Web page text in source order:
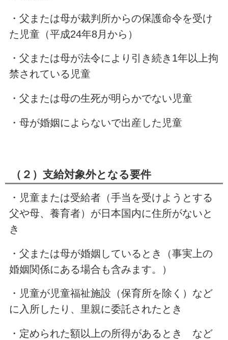
・父または母が裁判所からの保護命令を受け
た児童（平成24年8月から）
・父または母が法令により引き続き1年以上拘
禁されている児童
・父または母の生死が明らかでない児童
・母が婚姻によらないで出産した児童
（２）支給対象外となる要件
・児童または受給者（手当を受けようとする
父や母、養育者）が日本国内に住所がないと
き
・父または母が婚姻しているとき（事実上の
婚姻関係にある場合も含みます。）
・児童が児童福祉施設（保育所を除く）など
に入所したり、里親に委託されたとき
・定められた額以上の所得があるとき など